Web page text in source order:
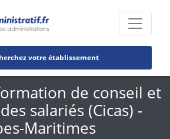
votre établissement
de conseil et
salariés (Cicas) -
Maritimes